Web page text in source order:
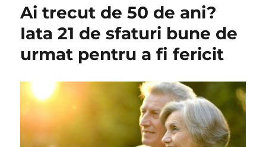
Ai trecut de 50 de ani?
Iata 21 de sfaturi bune de
urmat pentru a fi fericit